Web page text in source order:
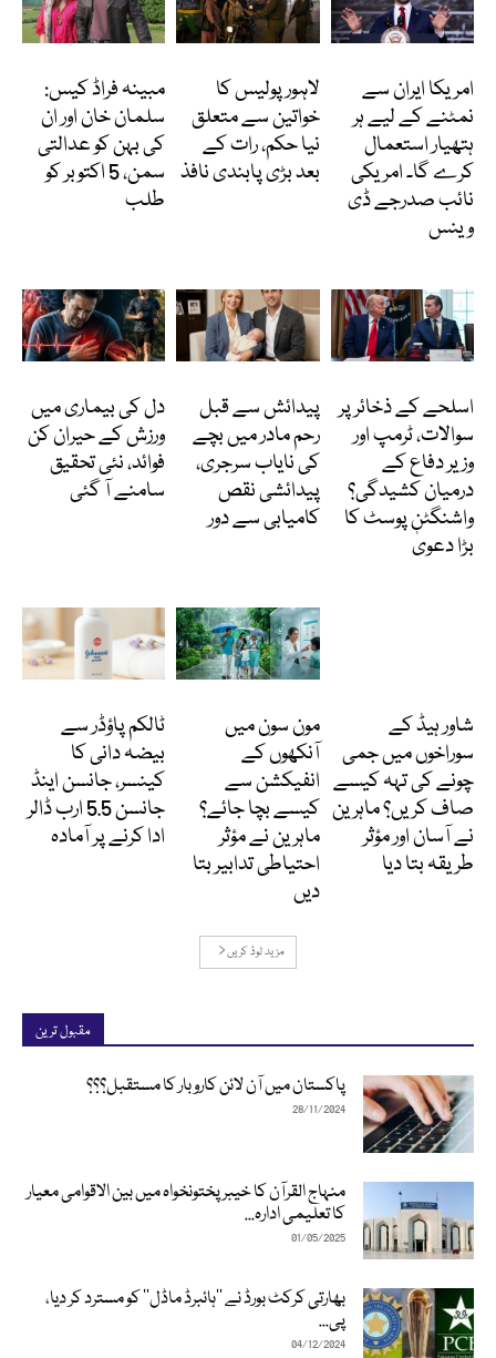
امریکا ایران سے
نمٹنے کے لیے ہر
ہتھیار استعمال
کرے گا۔ امریکی
نائب صدرجے ڈی
وینس
لاہور پولیس کا
خواتین سے متعلق
نیا حکم، رات کے
بعد بڑی پابندی نافذ
مبینہ فراڈ کیس:
سلمان خان اور ان
کی بہن کو عدالتی
سمن، 5 اکتوبر کو
طلب
اسلحے کے ذخائر پر
سوالات، ٹرمپ اور
وزیر دفاع کے
درمیان کشیدگی؟
واشنگٹن پوسٹ کا
بڑا دعویٰ
پیدائش سے قبل
رحم مادر میں بچے
کی نایاب سرجری،
پیدائشی نقص
کامیابی سے دور
دل کی بیماری میں
ورزش کے حیران کن
فوائد، نئی تحقیق
سامنے آ گئی
شاور ہیڈ کے
سوراخوں میں جمی
چونے کی تہہ کیسے
صاف کریں؟ ماہرین
نے آسان اور مؤثر
طریقہ بتا دیا
مون سون میں
آنکھوں کے
انفیکشن سے
کیسے بچا جائے؟
ماہرین نے مؤثر
احتیاطی تدابیر بتا
دیں
ٹالکم پاؤڈر سے
بیضہ دانی کا
کینسر، جانسن اینڈ
جانسن 5.5 ارب ڈالر
ادا کرنے پر آمادہ
مزید لوڈ کریں
مقبول ترین
پاکستان میں آن لائن کاروبار کا مستقبل؟؟؟
28/11/2024
منہاج القرآن کا خیبرپختونخواہ میں بین الاقوامی معیار
کا تعلیمی ادارہ...
01/05/2025
بھارتی کرکٹ بورڈ نے ’’ہائبرڈ ماڈل‘‘ کو مسترد کر دیا،
پی...
04/12/2024